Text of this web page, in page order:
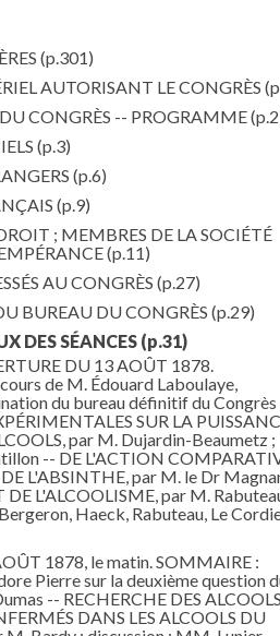
(p.301)
AUTORISANT LE CONGRÈS
CONGRÈS -- PROGRAMME
(p.3)
(p.6)
(p.9)
; MEMBRES DE LA SOCIÉTÉ
(p.11)
AU CONGRÈS (p.27)
BUREAU DU CONGRÈS (p.29)
DES SÉANCES (p.31)
DU 13 AOÛT 1878.
de M. Édouard Laboulaye,
du bureau définitif du Congrès
SUR LA
par M. Dujardin-Beaumetz ;
-- DE L'ACTION
L'ABSINTHE, par M. le Dr
DE L'ALCOOLISME, par M.
Haeck, Rabuteau, Le
1878, le matin. SOMMAIRE :
Pierre sur la deuxième question
-- RECHERCHE DES ALCOOLS
DANS LES ALCOOLS DU